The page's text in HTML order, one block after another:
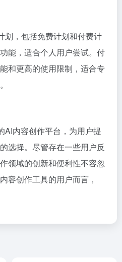
划，包括免费计划和付费计
能，适合个人用户尝试。付
和更高的使用限制，适合专
AI内容创作平台，为用户提
选择。尽管存在一些用户反
领域的创新和便利性不容忽
容创作工具的用户而言，